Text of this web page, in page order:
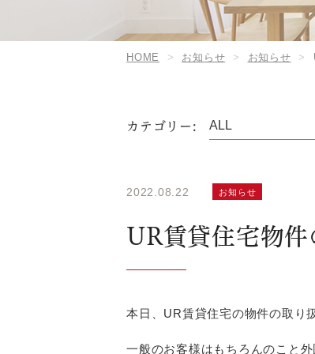
HOME お知らせ お知らせ
カテゴリー:
2022.08.22 お知らせ
UR賃貸住宅物
本日、UR賃貸住宅の物件の取り
一般のお客様はもちろんのこと